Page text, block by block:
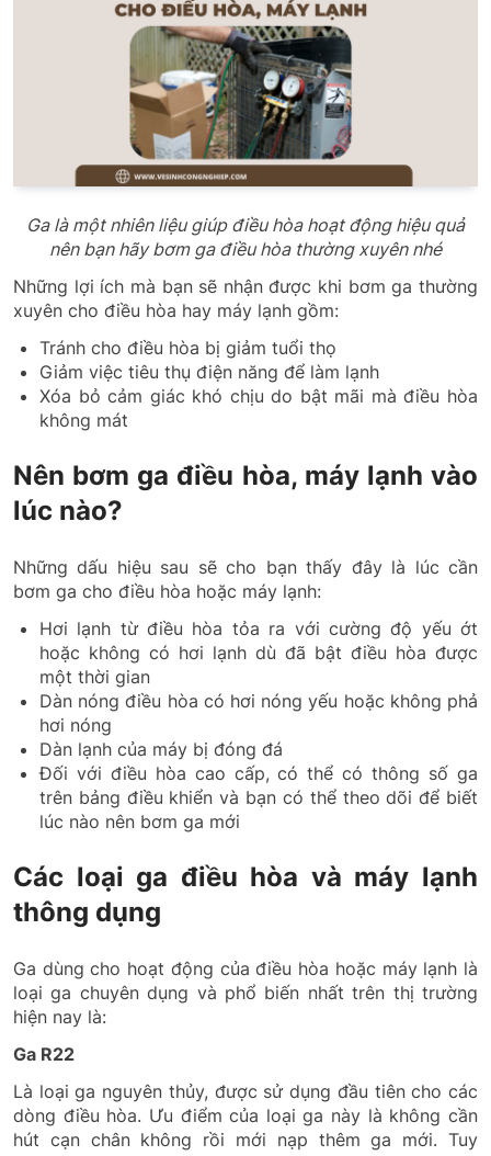
Ga là một nhiên liệu giúp điều hòa hoạt động hiệu quả
nên bạn hãy bơm ga điều hòa thường xuyên nhé
Những lợi ích mà bạn sẽ nhận được khi bơm ga thường
xuyên cho điều hòa hay máy lạnh gồm:
Tránh cho điều hòa bị giảm tuổi thọ
Giảm việc tiêu thụ điện năng để làm lạnh
Xóa bỏ cảm giác khó chịu do bật mãi mà điều hòa
không mát
Nên bơm ga điều hòa, máy lạnh vào
lúc nào?
Những dấu hiệu sau sẽ cho bạn thấy đây là lúc cần
bơm ga cho điều hòa hoặc máy lạnh:
Hơi lạnh từ điều hòa tỏa ra với cường độ yếu ớt
hoặc không có hơi lạnh dù đã bật điều hòa được
một thời gian
Dàn nóng điều hòa có hơi nóng yếu hoặc không phả
hơi nóng
Dàn lạnh của máy bị đóng đá
Đối với điều hòa cao cấp, có thể có thông số ga
trên bảng điều khiển và bạn có thể theo dõi để biết
lúc nào nên bơm ga mới
Các loại ga điều hòa và máy lạnh
thông dụng
Ga dùng cho hoạt động của điều hòa hoặc máy lạnh là
loại ga chuyên dụng và phổ biến nhất trên thị trường
hiện nay là:
Ga R22
Là loại ga nguyên thủy, được sử dụng đầu tiên cho các
dòng điều hòa. Ưu điểm của loại ga này là không cần
hút cạn chân không rồi mới nạp thêm ga mới. Tuy